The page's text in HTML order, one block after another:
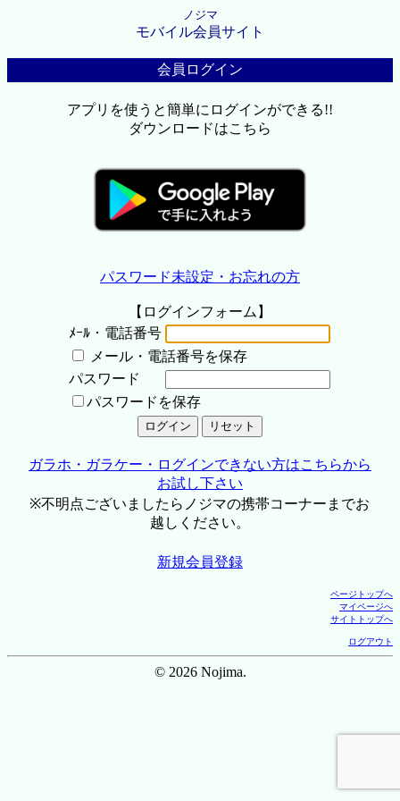
ノジマ
モバイル会員サイト
会員ログイン
アプリを使うと簡単にログインができる!!
ダウンロードはこちら
パスワード未設定・お忘れの方
【ログインフォーム】
ﾒｰﾙ・電話番号
メール・電話番号を保存
パスワード
パスワードを保存
ガラホ・ガラケー・ログインできない方はこちらから
お試し下さい
※不明点ございましたらノジマの携帯コーナーまでお
越しください。
新規会員登録
ページトップへ
マイページへ
サイトトップへ
ログアウト
© 2026 Nojima.